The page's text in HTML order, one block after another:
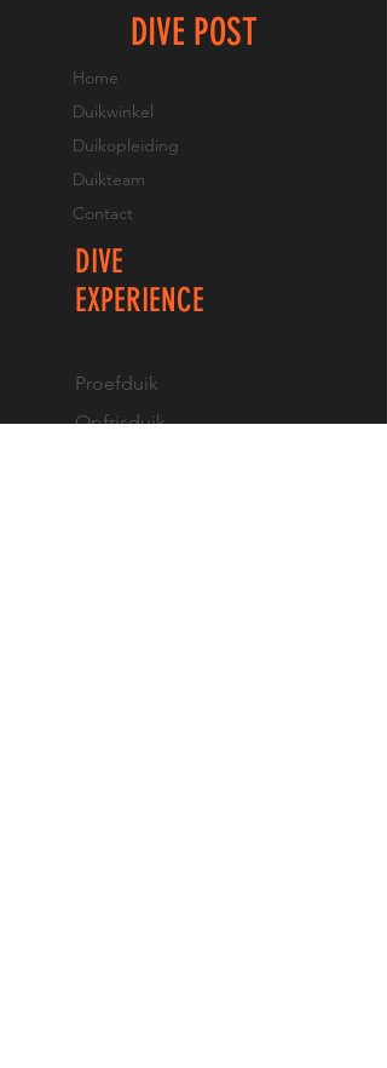
DIVE POST
Home
Duikwinkel
Duikopleiding
Duikteam
Contact
DIVE
EXPERIENCE
Proefduik
Opfrisduik